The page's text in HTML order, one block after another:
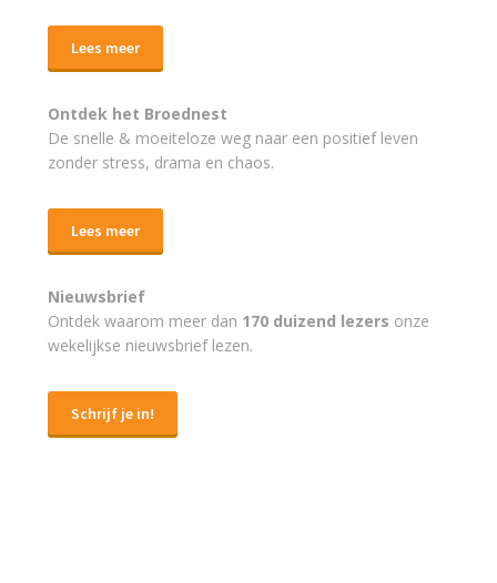
Lees meer
Ontdek het Broednest
De snelle & moeiteloze weg naar een positief leven
zonder stress, drama en chaos.
Lees meer
Nieuwsbrief
Ontdek waarom meer dan 170 duizend lezers onze
wekelijkse nieuwsbrief lezen.
Schrijf je in!